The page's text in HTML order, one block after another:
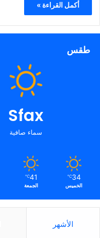
أكمل القراءة »
طقس
Sfax
سماء صافية
34
℃
الخميس
41
℃
الجمعة
الأشهر